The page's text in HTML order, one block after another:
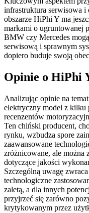
infrastruktura serwisowa i
obszarze HiPhi Y ma
markami o ugruntowanej
BMW czy Mercedes
serwisową i sprawnym
dopiero buduje swoją
Opinie o HiPhi
Analizując opinie na
elektryczny model z kilku
recenzentów
Ten chiński producent,
rynku, wzbudza spore
zaawansowane
zróżnicowane, ale można
dotyczące jakości
Szczególną uwagę
technologiczne
zaletą, a dla innych
przyjrzeć się zarówno
krytykowanym przez